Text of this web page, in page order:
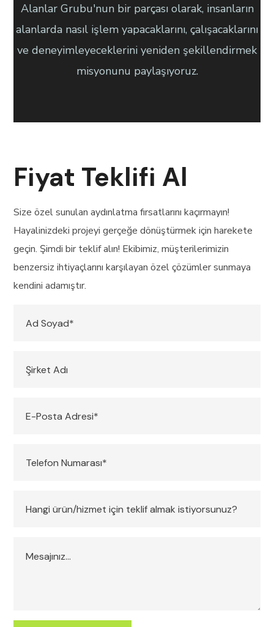
Alanlar Grubu'nun bir parçası olarak, insanların
alanlarda nasıl işlem yapacaklarını, çalışacaklarını
ve deneyimleyeceklerini yeniden şekillendirmek
misyonunu paylaşıyoruz.
Fiyat Teklifi Al
Size özel sunulan aydınlatma fırsatlarını kaçırmayın!
Hayalinizdeki projeyi gerçeğe dönüştürmek için harekete
geçin. Şimdi bir teklif alın! Ekibimiz, müşterilerimizin
benzersiz ihtiyaçlarını karşılayan özel çözümler sunmaya
kendini adamıştır.